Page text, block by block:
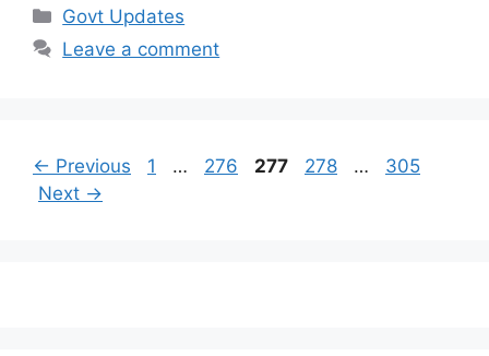
Categories
Govt Updates
Leave a comment
← Previous Page
1 … Page
276 Page
277 Page
278 … Page
305
Next →